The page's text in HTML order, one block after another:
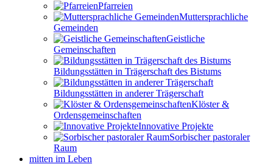
Pfarreien
Muttersprachliche
Gemeinden
Geistliche
Gemeinschaften
Bildungsstätten in Trägerschaft des Bistums
Bildungsstätten in anderer Trägerschaft
Klöster &
Ordensgemeinschaften
Innovative Projekte
Sorbischer pastoraler
Raum
mitten im Leben